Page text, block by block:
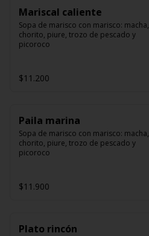
Mariscal caliente
Sopa de marisco con marisco: macha,
chorito, piure, trozo de pescado y
picoroco
$11.200
Paila marina
Sopa de marisco con marisco: macha,
chorito, piure, trozo de pescado y
picoroco
$11.900
Plato rincón